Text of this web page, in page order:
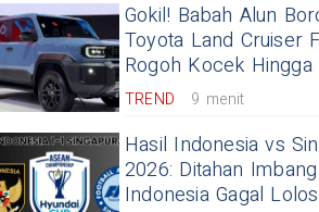
Gokil! Babah Alun
Toyota Land Cruiser
Rogoh Kocek
TREND 9 menit
Hasil Indonesia vs
2026: Ditahan
Indonesia Gagal